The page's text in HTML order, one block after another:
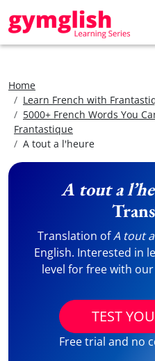
Home
Learn French with
5000+ French Words You
Frantastique
A tout a l'heure
A tout a
Translation ofA tout
English. Interested in
level for free with
TEST
Free trial and no